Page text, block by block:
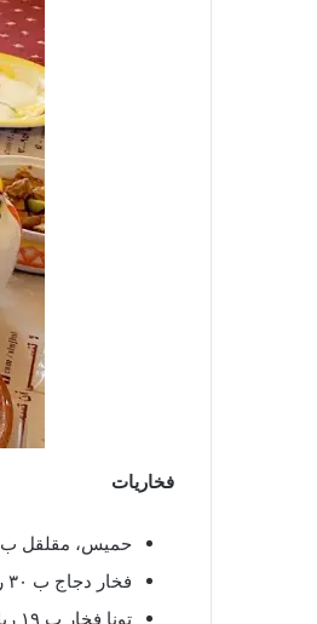
فخاريات
حميس، مقلقل ب ٣٣ ريال
فخار دجاج ب ٣٠ ريال
تونا فخار ب ١٩ ريال